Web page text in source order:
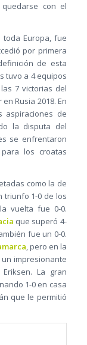
con el
toda Europa, fue
por primera
de esta
tuvo a 4 equipos
7 victorias del
Rusia 2018. En
aspiraciones de
la disputa del
se enfrentaron
los croatas
como la de
triunfo 1-0 de los
vuelta fue 0-0.
que superó 4-
fue un 0-0.
, pero en la
impresionante
La gran
1-0 en casa
que le permitió